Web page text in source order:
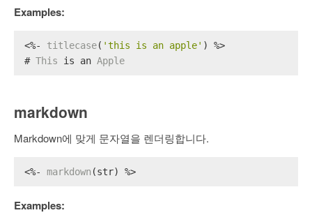
Examples:
<%- titlecase( 'this is an apple' ) %>
# This is an Apple
markdown
Markdown에 맞게 문자열을 렌더링합니다.
<%- markdown (str) %>
Examples: